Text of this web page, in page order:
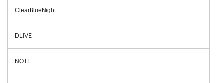
ClearBlueNight
DLIVE
NOTE